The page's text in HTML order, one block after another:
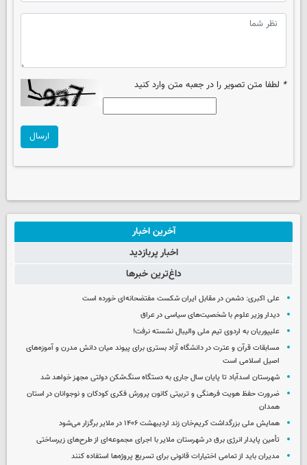
* لطفا متن تصویر را در جعبه متن وارد کنید
ارسال
آخرین اخبار
اخبار پربازدید
داغ‌ترین خبرها
علی اکبری: دشمن در مقابل ایران شکست مفتضحانه‌ای خورده است
دیدار وزیر علوم با شخصیت‌های سیاسی در عراق
علیپوریان به اردوی تیم ملی والیبال نشسته نرفت!
مسابقات قرآن و عترت در دانشگاه آزاد بستری برای پیوند میان دانش مدرن و آموزه‌های
اصیل اسلامی است
شهرستان اسدآباد تا پایان سال جاری به دستگاه سنگ‌شکن دولتی مجهز خواهد شد
ضرورت حفظ هویت فرهنگی و تربیتی کانون پرورش فکری کودکان و نوجوانان در استان
همدان
همایش ملی بزرگداشت کریم‌خان زند اردیبهشت ۱۴۰۶ در ملایر برگزار می‌شود
تأمین پایدار انرژی برق در شهرستان ملایر با اجرای مجموعه‌ای از طرح‌های زیرساختی
مدیران باید از تمامی اختیارات قانونی برای تسریع پروژه‌ها استفاده کنند